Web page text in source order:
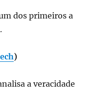
dos primeiros a
)
a veracidade